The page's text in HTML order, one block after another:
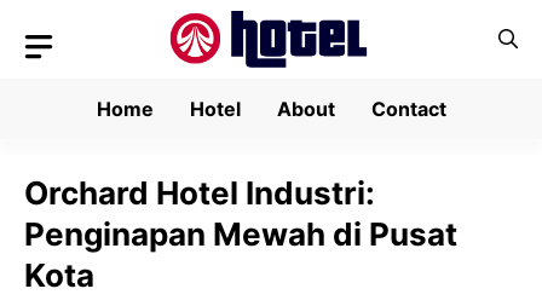
Home
Hotel About Contact
Orchard Hotel Industri:
Penginapan Mewah di Pusat
Kota